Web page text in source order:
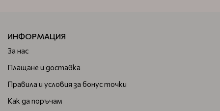
ИНФОРМАЦИЯ
За нас
Плащане и доставка
Правила и условия за бонус точки
Как да поръчам